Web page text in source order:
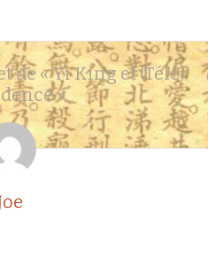
de «Yi King et (Télé)
»